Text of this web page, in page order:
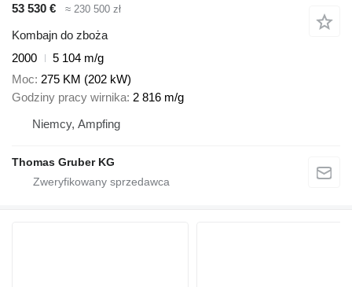
53 530 €
≈ 230 500 zł
Kombajn do zboża
2000
5 104 m/g
Moc 275 KM (202 kW)
Godziny pracy wirnika 2 816 m/g
Niemcy, Ampfing
Thomas Gruber KG